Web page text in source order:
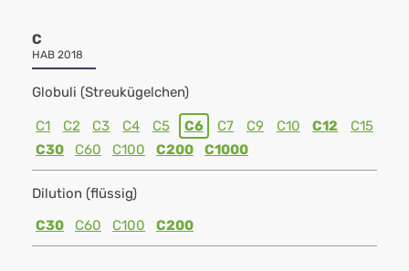
C
HAB 2018
Globuli (Streukügelchen)
C1 C2 C3 C4 C5 C6 C7 C9 C10 C12
C15
C30
C60 C100 C200 C1000
Dilution (flüssig)
C30
C60 C100 C200